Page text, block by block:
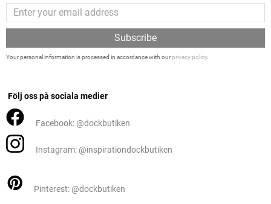
Subscribe
Your personal information is processed in accordance with ourprivacy policy.
Följ oss på sociala medier
Facebook: @dockbutiken
Instagram: @inspirationdockbutiken
Pinterest: @dockbutiken